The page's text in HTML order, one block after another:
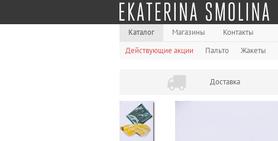
Каталог Магазины Контакты
Действующие акции
Пальто Жакеты
Доставка